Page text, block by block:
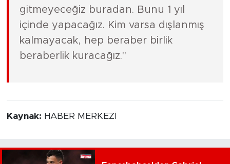
gitmeyeceğiz buradan. Bunu 1 yıl
içinde yapacağız. Kim varsa dışlanmış
kalmayacak, hep beraber birlik
beraberlik kuracağız."
Kaynak: HABER MERKEZİ